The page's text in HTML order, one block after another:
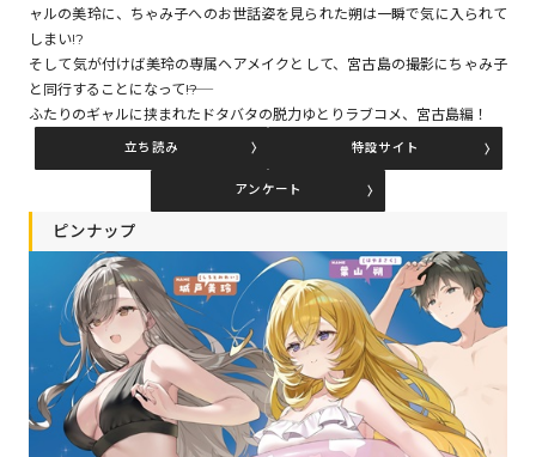
コミックパルフェ
ャルの美玲に、ちゃみ子へのお世話姿を見られた朔は一瞬で気に入られて
しまい!?
そして気が付けば美玲の専属ヘアメイクとして、宮古島の撮影にちゃみ子
と同行することになって――!?
ふたりのギャルに挟まれたドタバタの脱力ゆとりラブコメ、宮古島編！
立ち読み 特設サイト
アンケート
ピンナップ